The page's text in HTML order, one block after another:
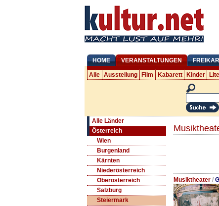
HOME VERANSTALTUNGEN
Alle Ausstellung Film Kabarett Kinder
Alle Länder
Österreich
Wien
Burgenland
Kärnten
Niederösterreich
Oberösterreich
Salzburg
Steiermark
Musiktheater /